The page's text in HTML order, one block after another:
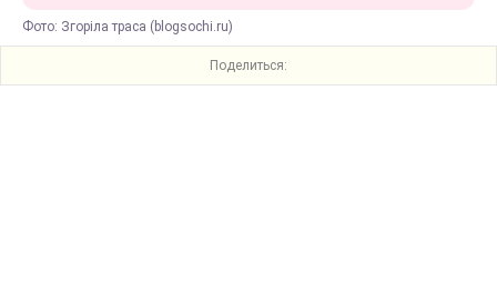
Фото: Згоріла траса (blogsochi.ru)
Поделиться: